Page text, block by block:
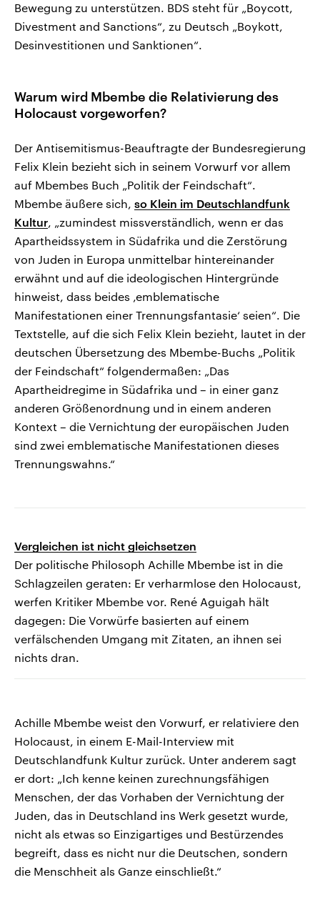
Bewegung zu unterstützen. BDS steht für „Boycott,
Divestment and Sanctions“, zu Deutsch „Boykott,
Desinvestitionen und Sanktionen“.
Warum wird Mbembe die Relativierung des
Holocaust vorgeworfen?
Der Antisemitismus-Beauftragte der Bundesregierung
Felix Klein bezieht sich in seinem Vorwurf vor allem
auf Mbembes Buch „Politik der Feindschaft“.
Mbembe äußere sich, so Klein im Deutschlandfunk
Kultur, „zumindest missverständlich, wenn er das
Apartheidssystem in Südafrika und die Zerstörung
von Juden in Europa unmittelbar hintereinander
erwähnt und auf die ideologischen Hintergründe
hinweist, dass beides ‚emblematische
Manifestationen einer Trennungsfantasie‘ seien“. Die
Textstelle, auf die sich Felix Klein bezieht, lautet in der
deutschen Übersetzung des Mbembe-Buchs „Politik
der Feindschaft“ folgendermaßen: „Das
Apartheidregime in Südafrika und – in einer ganz
anderen Größenordnung und in einem anderen
Kontext – die Vernichtung der europäischen Juden
sind zwei emblematische Manifestationen dieses
Trennungswahns.“
Vergleichen ist nicht gleichsetzen
Der politische Philosoph Achille Mbembe ist in die
Schlagzeilen geraten: Er verharmlose den Holocaust,
werfen Kritiker Mbembe vor. René Aguigah hält
dagegen: Die Vorwürfe basierten auf einem
verfälschenden Umgang mit Zitaten, an ihnen sei
nichts dran.
Achille Mbembe weist den Vorwurf, er relativiere den
Holocaust, in einem E-Mail-Interview mit
Deutschlandfunk Kultur zurück. Unter anderem sagt
er dort: „Ich kenne keinen zurechnungsfähigen
Menschen, der das Vorhaben der Vernichtung der
Juden, das in Deutschland ins Werk gesetzt wurde,
nicht als etwas so Einzigartiges und Bestürzendes
begreift, dass es nicht nur die Deutschen, sondern
die Menschheit als Ganze einschließt.“